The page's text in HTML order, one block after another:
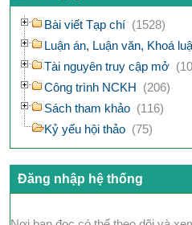
Bài viết Tạp chí (1528)
Luận án, Luận văn, Khoá
Tài nguyên truy cập mở
Công trình NCKH (206)
Sách tham khảo (116)
Kỷ yếu hội thảo (75)
Đăng nhập hệ thống